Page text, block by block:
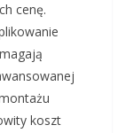
cenę.
koszt